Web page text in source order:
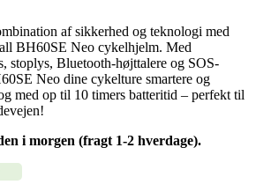
af sikkerhed og teknologi med
BH60SE Neo cykelhjelm. Med
stoplys, Bluetooth-højttalere og SOS-
Neo dine cykelture smartere og
med op til 10 timers batteritid – perfekt til
i morgen (fragt 1-2 hverdage).